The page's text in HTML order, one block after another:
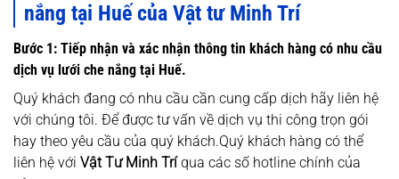
nắng tại Huế của Vật tư Minh Trí
Bước 1: Tiếp nhận và xác nhận thông tin khách hàng có nhu cầu
dịch vụ lưới che nắng tại Huế.
Quý khách đang có nhu cầu cần cung cấp dịch hãy liên hệ
với chúng tôi. Để được tư vấn về dịch vụ thi công trọn gói
hay theo yêu cầu của quý khách.Quý khách hàng có thể
liên hệ với Vật Tư Minh Trí qua các số hotline chính của